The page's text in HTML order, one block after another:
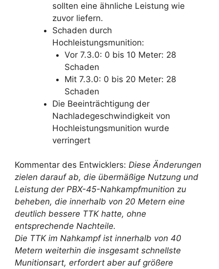
sollten eine ähnliche Leistung wie
zuvor liefern.
Schaden durch
Hochleistungsmunition:
Vor 7.3.0: 0 bis 10 Meter: 28
Schaden
Mit 7.3.0: 0 bis 20 Meter: 28
Schaden
Die Beeinträchtigung der
Nachladegeschwindigkeit von
Hochleistungsmunition wurde
verringert
Kommentar des Entwicklers: Diese Änderungen
zielen darauf ab, die übermäßige Nutzung und
Leistung der PBX-45-Nahkampfmunition zu
beheben, die innerhalb von 20 Metern eine
deutlich bessere TTK hatte, ohne
entsprechende Nachteile.
Die TTK im Nahkampf ist innerhalb von 40
Metern weiterhin die insgesamt schnellste
Munitionsart, erfordert aber auf größere